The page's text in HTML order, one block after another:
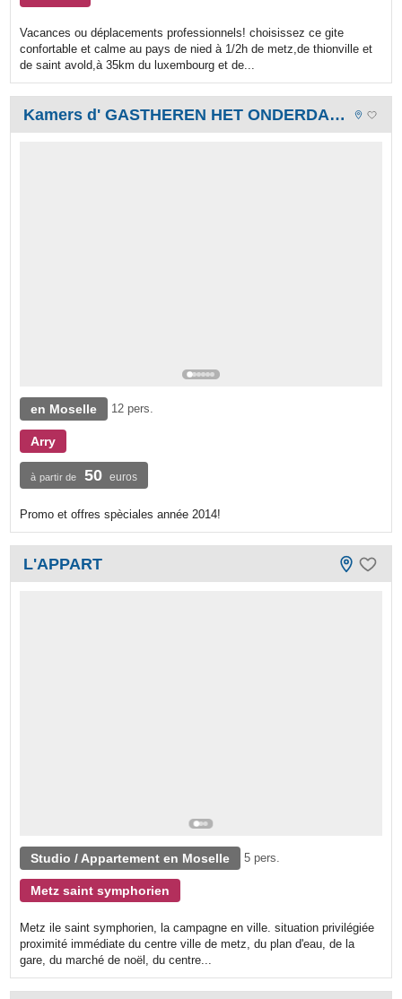
Vacances ou déplacements professionnels! choisissez ce gite
confortable et calme au pays de nied à 1/2h de metz,de thionville et
de saint avold,à 35km du luxembourg et de...
Kamers d' GASTHEREN HET ONDERDAK VAN DE VOORBIJGANGER
en Moselle 12 pers.
Arry
à partir de 50 euros
Promo et offres spèciales année 2014!
L'APPART
Studio / Appartement en Moselle 5 pers.
Metz saint symphorien
Metz ile saint symphorien, la campagne en ville. situation privilégiée
proximité immédiate du centre ville de metz, du plan d'eau, de la
gare, du marché de noël, du centre...